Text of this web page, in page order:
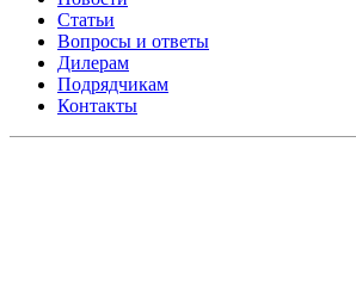
Статьи
Вопросы и ответы
Дилерам
Подрядчикам
Контакты